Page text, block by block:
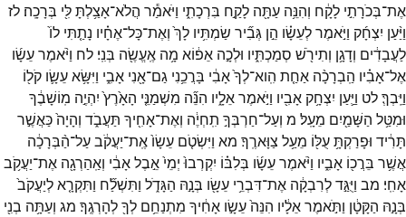
אֶת־בְּכֹרָתִ֣י לָקָ֔ח וְהִנֵּ֥ה עַתָּ֖ה לָקַ֣ח בִּרְכָתִ֑י וַיֹּאמַ֕ר הֲלֹא־אָצַ֥לְתָּלִּ֖י בְּרָכָֽה׃ לז
וַיַּ֨עַן יִצְחָ֜ק וַיֹּ֣אמֶרלְעֵשָׂ֗ו הֵ֣ן גְּבִ֞יר שַׂמְתִּ֥יו לָךְ֙ וְאֶת־כָּל־אֶחָ֗יו נָתַ֤תִּי לוֹ֙
לַעֲבָדִ֔ים וְדָגָ֥ן וְתִירֹ֖שׁ סְמַכְתִּ֑יו וּלְכָ֣ה אֵפ֔וֹא מָ֥ה אֶֽעֱשֶׂ֖ה בְּנִֽי׃ לח וַיֹּ֨אמֶרעֵשָׂ֜ו
אֶל־אָבִ֗יו הַֽבְרָכָ֨ה אַחַ֤ת הִֽוא־לְךָ֙אָבִ֔י בָּרֲכֵ֥נִי גַם־אָ֖נִי אָבִ֑י וַיִּשָּׂ֥אעֵשָׂ֛ו קֹל֖וֹ
וַיֵּֽבְךְּ׃לט וַיַּ֛עַן יִצְחָ֥ק אָבִ֖יו וַיֹּ֣אמֶראֵלָ֑יו הִנֵּ֞ה מִשְׁמַנֵּ֤י הָאָ֙רֶץ֙ יִהְיֶ֣ה מֽוֹשָׁבֶ֔ךָ
וּמִטַּ֥ל הַשָּׁמַ֖יִם מֵעָֽל׃ מ וְעַל־חַרְבְּךָ֣ תִֽחְיֶ֔ה וְאֶת־אָחִ֖יךָ תַּעֲבֹ֑ד וְהָיָה֙כַּאֲשֶׁ֣ר
תָּרִ֔יד וּפָרַקְתָּ֥עֻלּ֖וֹ מֵעַ֥ל צַוָּארֶֽךָ׃ מא וַיִּשְׂטֹ֤ם עֵשָׂו֙אֶֽת־יַעֲקֹ֔בעַל־הַ֨בְּרָכָ֔ה
אֲשֶׁ֥ר בֵּרֲכ֖וֹ אָבִ֑יו וַיֹּ֨אמֶרעֵשָׂ֜ו בְּלִבּ֗וֹ יִקְרְבוּ֙ יְמֵי֙אֵ֣בֶלאָבִ֔י וְאַֽהַרְגָ֖ה אֶת־יַעֲקֹ֥ב
אָחִֽי׃ מב וַיֻּגַּ֣דלְרִבְקָ֔ה אֶת־דִּבְרֵ֥י עֵשָׂ֖ו בְּנָ֣הּ הַגָּדֹ֑ל וַתִּשְׁלַ֞ח וַתִּקְרָ֤אלְיַעֲקֹב֙
בְּנָ֣הּ הַקָּטָ֔ן וַתֹּ֣אמֶראֵלָ֔יו הִנֵּה֙עֵשָׂ֣ו אָחִ֔יךָ מִתְנַחֵ֥ם לְךָ֖לְהָרְגֶֽךָ׃ מג וְעַתָּ֥ה בְנִ֖י